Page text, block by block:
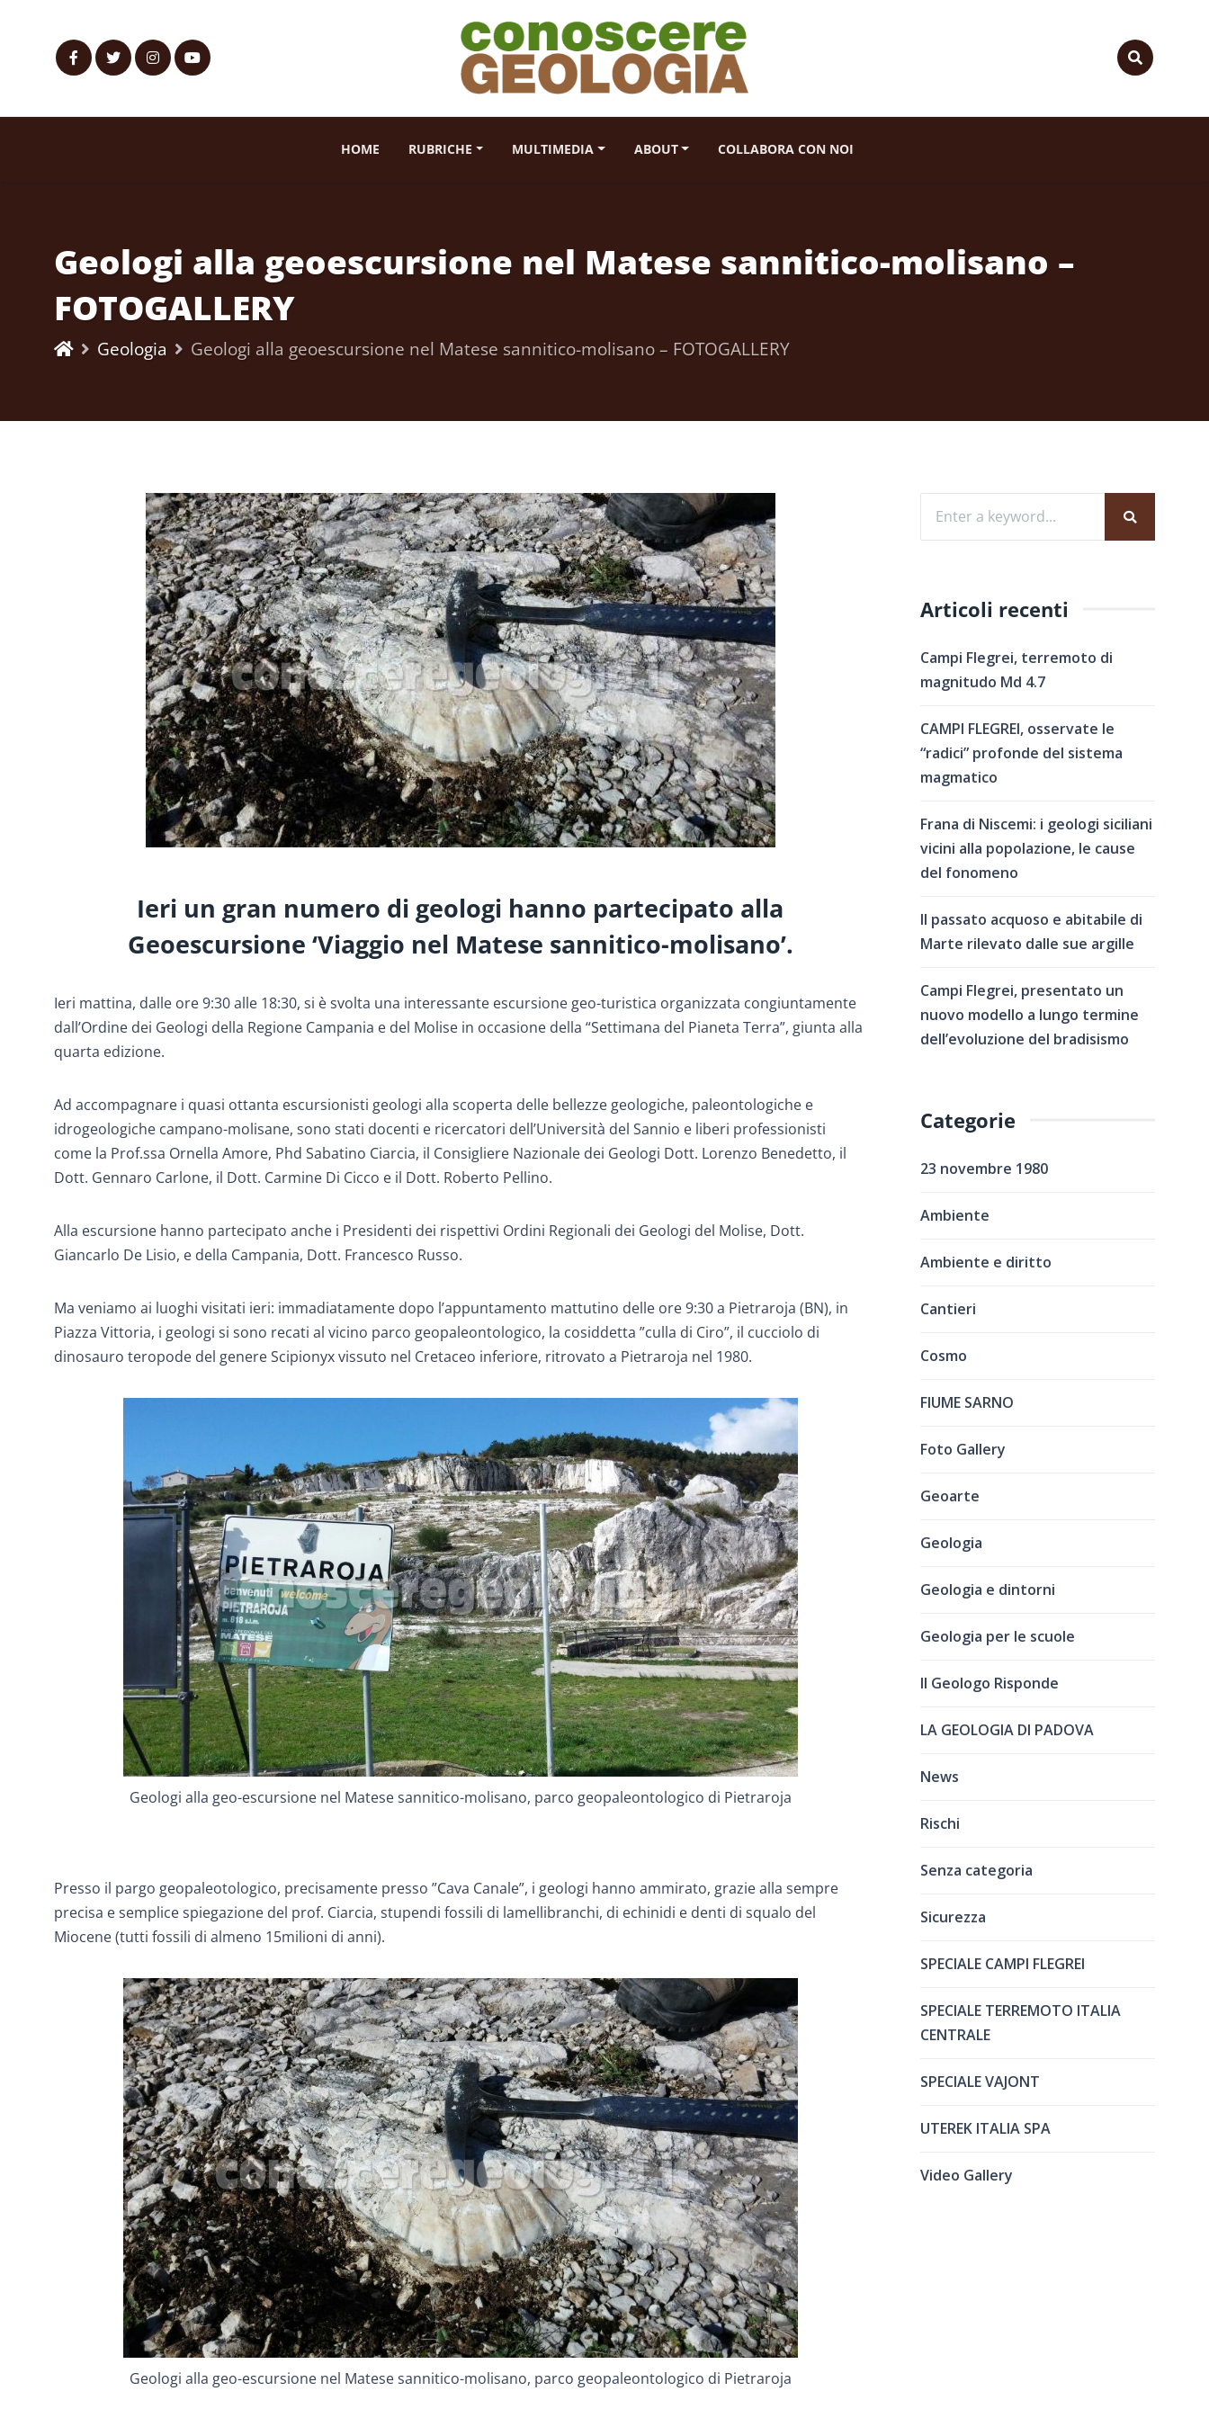
HOME RUBRICHE MULTIMEDIA ABOUT COLLABORA CON NOI
Geologi alla geoescursione nel Matese sannitico-molisano –
FOTOGALLERY
Geologia Geologi alla geoescursione nel Matese sannitico-molisano – FOTOGALLERY
Ieri un gran numero di geologi hanno partecipato alla
Geoescursione ‘Viaggio nel Matese sannitico-molisano’.
Ieri mattina, dalle ore 9:30 alle 18:30, si è svolta una interessante escursione geo-turistica organizzata congiuntamente
dall’Ordine dei Geologi della Regione Campania e del Molise in occasione della “Settimana del Pianeta Terra”, giunta alla
quarta edizione.
Ad accompagnare i quasi ottanta escursionisti geologi alla scoperta delle bellezze geologiche, paleontologiche e
idrogeologiche campano-molisane, sono stati docenti e ricercatori dell’Università del Sannio e liberi professionisti
come la Prof.ssa Ornella Amore, Phd Sabatino Ciarcia, il Consigliere Nazionale dei Geologi Dott. Lorenzo Benedetto, il
Dott. Gennaro Carlone, il Dott. Carmine Di Cicco e il Dott. Roberto Pellino.
Alla escursione hanno partecipato anche i Presidenti dei rispettivi Ordini Regionali dei Geologi del Molise, Dott.
Giancarlo De Lisio, e della Campania, Dott. Francesco Russo.
Ma veniamo ai luoghi visitati ieri: immadiatamente dopo l’appuntamento mattutino delle ore 9:30 a Pietraroja (BN), in
Piazza Vittoria, i geologi si sono recati al vicino parco geopaleontologico, la cosiddetta ”culla di Ciro”, il cucciolo di
dinosauro teropode del genere Scipionyx vissuto nel Cretaceo inferiore, ritrovato a Pietraroja nel 1980.
Geologi alla geo-escursione nel Matese sannitico-molisano, parco geopaleontologico di Pietraroja
Presso il pargo geopaleotologico, precisamente presso ”Cava Canale”, i geologi hanno ammirato, grazie alla sempre
precisa e semplice spiegazione del prof. Ciarcia, stupendi fossili di lamellibranchi, di echinidi e denti di squalo del
Miocene (tutti fossili di almeno 15milioni di anni).
Geologi alla geo-escursione nel Matese sannitico-molisano, parco geopaleontologico di Pietraroja
Articoli recenti
Campi Flegrei, terremoto di
magnitudo Md 4.7
CAMPI FLEGREI, osservate le
“radici” profonde del sistema
magmatico
Frana di Niscemi: i geologi siciliani
vicini alla popolazione, le cause
del fonomeno
Il passato acquoso e abitabile di
Marte rilevato dalle sue argille
Campi Flegrei, presentato un
nuovo modello a lungo termine
dell’evoluzione del bradisismo
Categorie
23 novembre 1980
Ambiente
Ambiente e diritto
Cantieri
Cosmo
FIUME SARNO
Foto Gallery
Geoarte
Geologia
Geologia e dintorni
Geologia per le scuole
Il Geologo Risponde
LA GEOLOGIA DI PADOVA
News
Rischi
Senza categoria
Sicurezza
SPECIALE CAMPI FLEGREI
SPECIALE TERREMOTO ITALIA
CENTRALE
SPECIALE VAJONT
UTEREK ITALIA SPA
Video Gallery